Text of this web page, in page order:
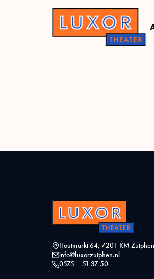
Houtmarkt 64, 7201 KM Zutphen
info@luxorzutphen.nl
0575 – 51 37 50